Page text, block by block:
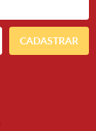
CADASTRAR